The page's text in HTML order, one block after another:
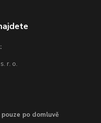
r. o.
po domluvě